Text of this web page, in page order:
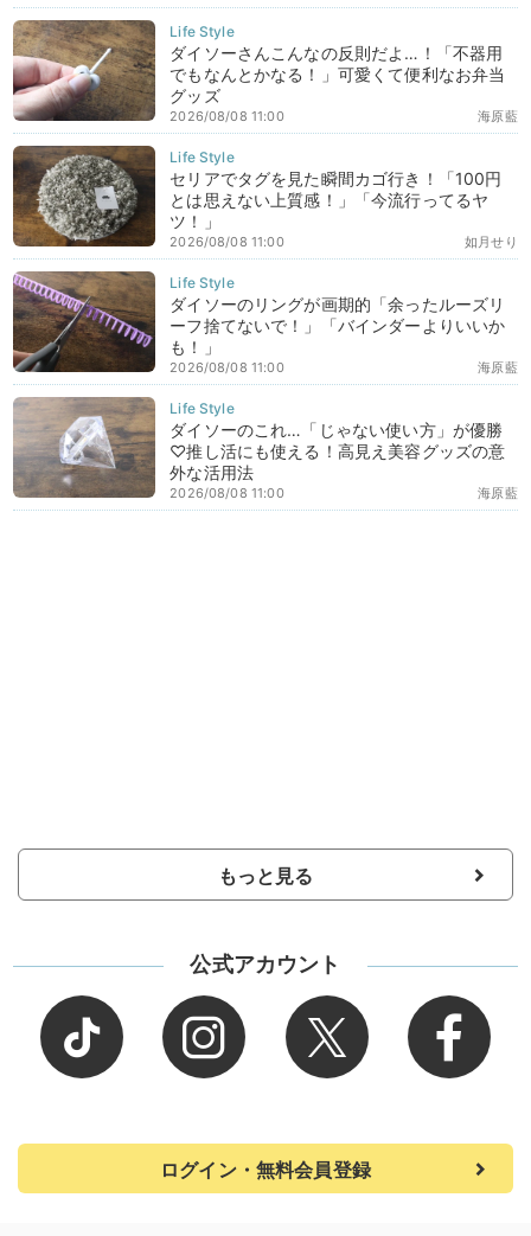
ダイソーさんこんなの反則だよ…！「不器用
でもなんとかなる！」可愛くて便利なお弁当
グッズ
海原藍
2026/08/08 11:00
セリアでタグを見た瞬間カゴ行き！「100円
とは思えない上質感！」「今流行ってるヤ
ツ！」
如月せり
2026/08/08 11:00
ダイソーのリングが画期的「余ったルーズリ
ーフ捨てないで！」「バインダーよりいいか
も！」
海原藍
2026/08/08 11:00
ダイソーのこれ…「じゃない使い方」が優勝
♡推し活にも使える！高見え美容グッズの意
外な活用法
海原藍
2026/08/08 11:00
もっと見る
公式アカウント
ログイン・無料会員登録